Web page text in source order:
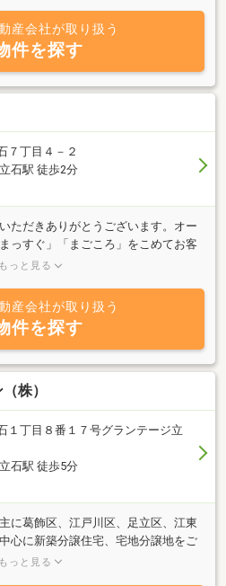
社名オネストアークの由来は、英語
実」をあらわし（arch）は、
「建物」「建築家」をあらわした略
界に明るい光を指すような『信頼あ
社員だけに留まらず、関係者一同全
になれるように努力していきたいと
せください。
産会社が取り扱う
件を探す
７丁目４－２
石駅 徒歩2分
ただきありがとうございます。オー
っすぐ」「まごころ」をこめてお客
客さまのかけがえのない時間（と
でも多くの皆様によりよいサービス
思っております。皆様と共に歩むオ
に、邁進してまいりますので、ご支
しくお願い申しあげます。
もっと見る
産会社が取り扱う
件を探す
株）
１丁目８番１７号グランテージ立
石駅 徒歩5分
に葛飾区、江戸川区、足立区、江東
心に新築分譲住宅、宅地分譲地をご
すご家族の視点にたった家づくりを
もっと見る